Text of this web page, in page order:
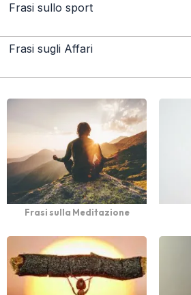
Frasi sullo sport
Frasi sugli Affari
Frasi sulla Meditazione